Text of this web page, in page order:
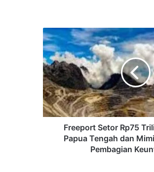
Freeport
Setor
Rp75
Triliun
ke
Negara,
Papua
Tengah
dan
Freeport Setor Rp75
Papua Tengah dan
Pembagian